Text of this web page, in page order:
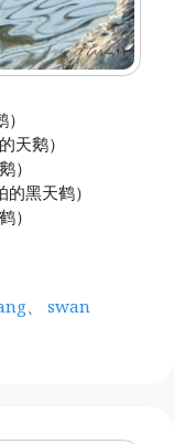
天鹅）
）
黑天鹤）
）
swan